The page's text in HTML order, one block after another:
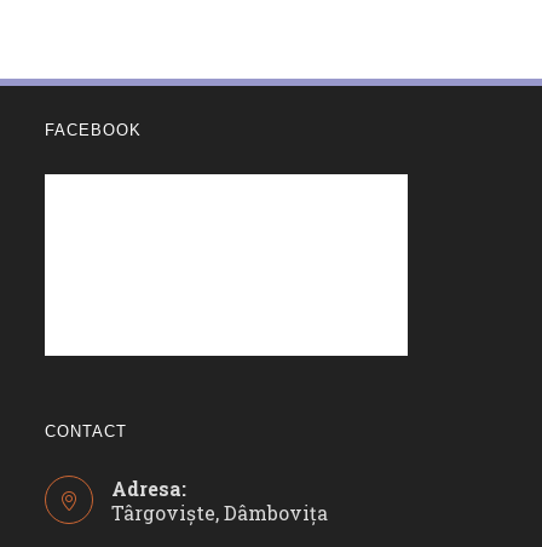
FACEBOOK
CONTACT
Adresa:
Târgoviște, Dâmbovița